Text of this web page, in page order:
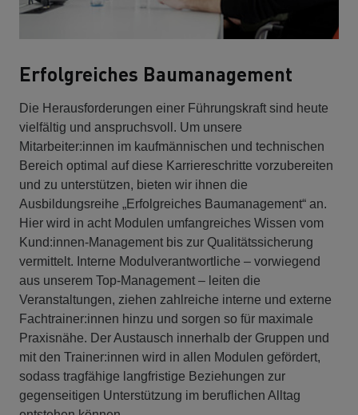
Erfolgreiches Baumanagement
Die Herausforderungen einer Führungskraft sind heute
vielfältig und anspruchsvoll. Um unsere
Mitarbeiter:innen im kaufmännischen und technischen
Bereich optimal auf diese Karriereschritte vorzubereiten
und zu unterstützen, bieten wir ihnen die
Ausbildungsreihe „Erfolgreiches Baumanagement“ an.
Hier wird in acht Modulen umfangreiches Wissen vom
Kund:innen-Management bis zur Qualitätssicherung
vermittelt. Interne Modulverantwortliche – vorwiegend
aus unserem Top-Management – leiten die
Veranstaltungen, ziehen zahlreiche interne und externe
Fachtrainer:innen hinzu und sorgen so für maximale
Praxisnähe. Der Austausch innerhalb der Gruppen und
mit den Trainer:innen wird in allen Modulen gefördert,
sodass tragfähige langfristige Beziehungen zur
gegenseitigen Unterstützung im beruflichen Alltag